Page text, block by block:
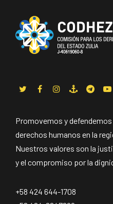
Promovemos y
derechos humanos en la
Nuestros valores son la
y el compromiso por la
+58 424 644-1708